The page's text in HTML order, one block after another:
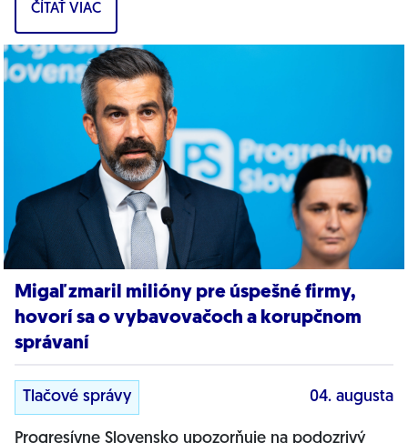
ČÍTAŤ VIAC
Migaľ zmaril milióny pre úspešné firmy,
hovorí sa o vybavovačoch a korupčnom
správaní
Tlačové správy 04. augusta
Progresívne Slovensko upozorňuje na podozrivý